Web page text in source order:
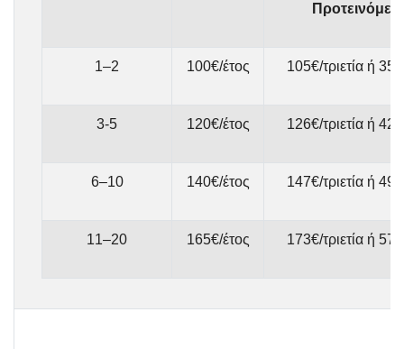
1–2 100€/έτος 105€/τριετία ή
3-5 120€/έτος 126€/τριετία ή
6–10 140€/έτος 147€/τριετία ή
11–20 165€/έτος 173€/τριετία ή